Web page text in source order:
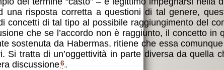
risposta corretta a questioni di tal genere,
concetti di tal tipo al possibile raggiungimento del
che se l’accordo non è raggiunto, il concetto in
sostenuta da Habermas, ritiene che essa
Si tratta di un’oggettività in parte diversa da quella
discussione6.